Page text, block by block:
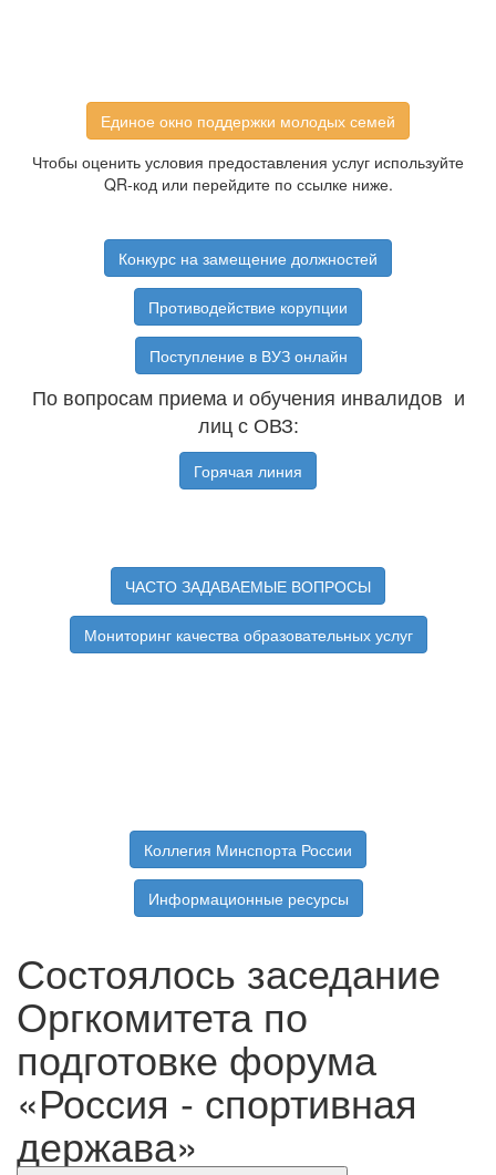
Единое окно поддержки молодых семей
Чтобы оценить условия предоставления услуг используйте
QR-код или перейдите по ссылке ниже.
Конкурс на замещение должностей
Противодействие корупции
Поступление в ВУЗ онлайн
По вопросам приема и обучения инвалидов и
лиц с ОВЗ:
Горячая линия
ЧАСТО ЗАДАВАЕМЫЕ ВОПРОСЫ
Мониторинг качества образовательных услуг
Коллегия Минспорта России
Информационные ресурсы
Состоялось заседание
Оргкомитета по
подготовке форума
«Россия - спортивная
держава»